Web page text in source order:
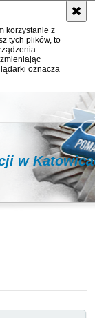
korzystanie z
tych plików, to
oznacza
w